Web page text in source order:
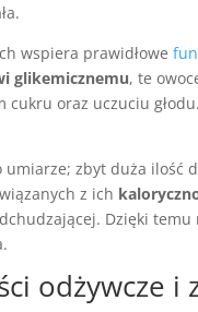
wspiera prawidłowe
glikemicznemu, te
cukru oraz uczuciu
umiarze; zbyt duża
z ich
Dzięki
odżywcze